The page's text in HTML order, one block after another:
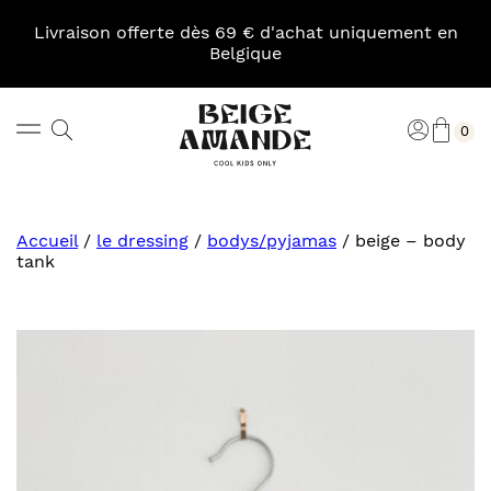
Livraison offerte dès 69 € d'achat uniquement en
Belgique
Rechercher 0
Accueil/ le dressing / bodys/pyjamas / beige – body
tank